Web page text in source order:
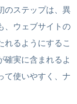
のステップは、異
、ウェブサイトの
れるようにするこ
確実に含まれるよ
て使いやすく、ナ